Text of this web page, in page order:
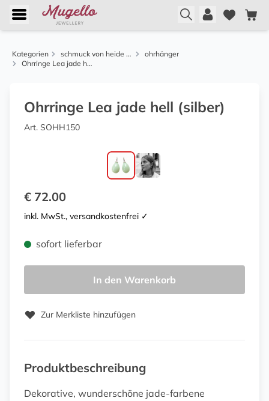
Kategorien schmuck von heide heinzendorff
ohrhänger
Ohrringe Lea jade hell (silber)
Ohrringe Lea jade hell (silber)
Art. SOHH150
€ 72.00
inkl. MwSt., versandkostenfrei ✓
sofort lieferbar
In den Warenkorb
Zur Merkliste hinzufügen
Produktbeschreibung
Dekorative, wunderschöne jade-farbene